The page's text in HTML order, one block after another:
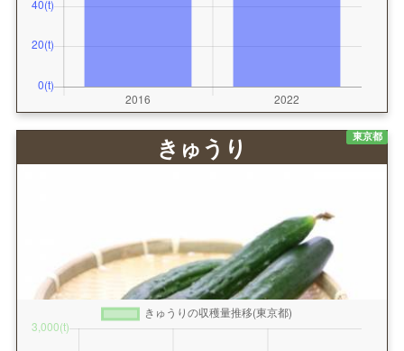
東京都
きゅうり